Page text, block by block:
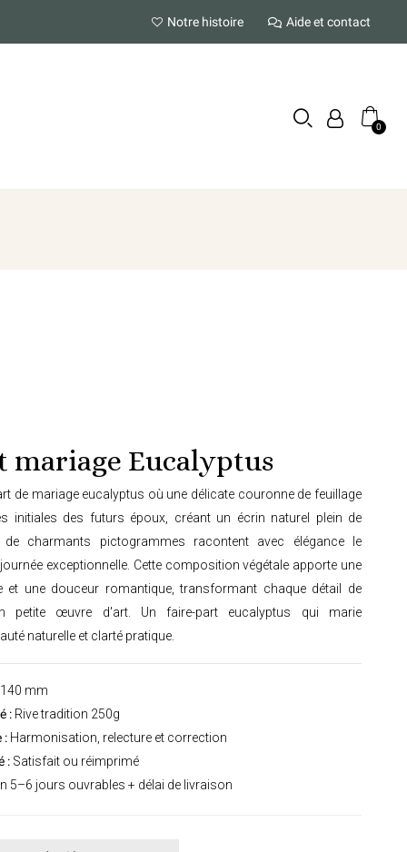
Notre histoire Aide et contact
mariage Eucalyptus
de mariage eucalyptus où une délicate couronne de feuillage
initiales des futurs époux, créant un écrin naturel plein de
de charmants pictogrammes racontent avec élégance le
exceptionnelle. Cette composition végétale apporte une
et une douceur romantique, transformant chaque détail de
petite œuvre d'art. Un faire-part eucalyptus qui marie
naturelle et clarté pratique.
mm
: Rive tradition 250g
: Harmonisation, relecture et correction
: Satisfait ou réimprimé
5–6 jours ouvrables + délai de livraison